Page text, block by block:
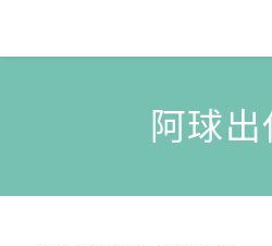
content
阿球